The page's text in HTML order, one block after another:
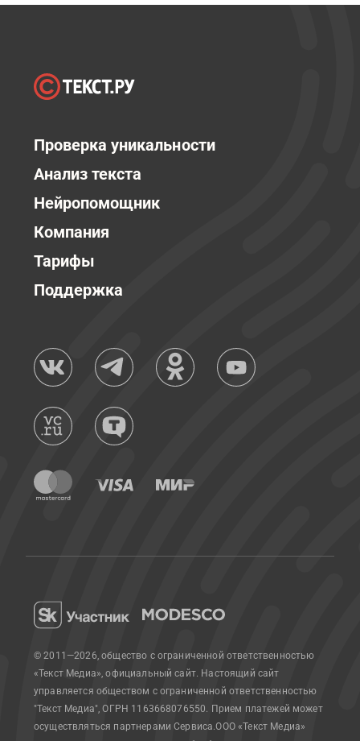
Проверка уникальности
Анализ текста
Нейропомощник
Компания
Тарифы
Поддержка
© 2011—2026, общество с ограниченной ответственностью
«Текст Медиа», официальный сайт. Настоящий сайт
управляется обществом с ограниченной ответственностью
"Текст Медиа", ОГРН 1163668076550. Прием платежей может
осуществляться партнерами Сервиса.ООО «Текст Медиа»